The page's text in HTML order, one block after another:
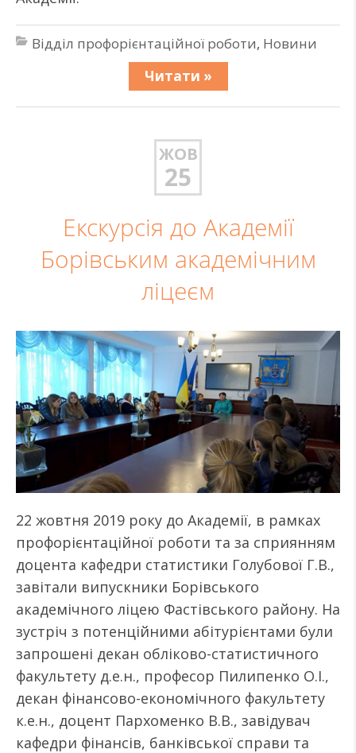
Відділ профорієнтаційної роботи, Новини
Читати »
ЖОВ
25
Екскурсія до Академії
Борівським академічним
ліцеєм
22 жовтня 2019 року до Академії, в рамках
профорієнтаційної роботи та за сприянням
доцента кафедри статистики Голубової Г.В.,
завітали випускники Борівського
академічного ліцею Фастівського району. На
зустріч з потенційними абітурієнтами були
запрошені декан обліково-статистичного
факультету д.е.н., професор Пилипенко О.І.,
декан фінансово-економічного факультету
к.е.н., доцент Пархоменко В.В., завідувач
кафедри фінансів, банківської справи та